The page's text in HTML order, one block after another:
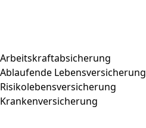
Arbeitskraftabsicherung
Ablaufende Lebensversicherung
Risikolebensversicherung
Krankenversicherung